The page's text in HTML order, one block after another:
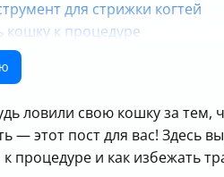
для стрижки когтей
кошку к процедуре
когти кошке
к когтеточке и отучить
когтя или
и когда не стоит
что нужно знать о стрижке
ловили свою кошку за тем,
— этот пост для вас! Здесь
процедуре и как избежать